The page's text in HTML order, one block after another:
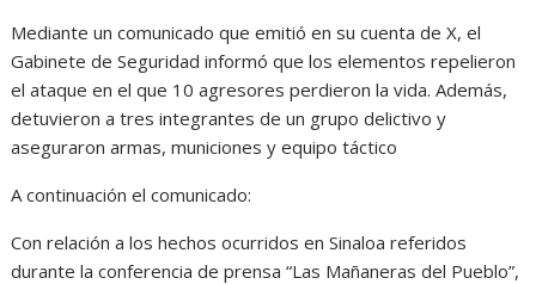
Mediante un comunicado que emitió en su cuenta de X, el
Gabinete de Seguridad informó que los elementos repelieron
el ataque en el que 10 agresores perdieron la vida. Además,
detuvieron a tres integrantes de un grupo delictivo y
aseguraron armas, municiones y equipo táctico
A continuación el comunicado:
Con relación a los hechos ocurridos en Sinaloa referidos
durante la conferencia de prensa “Las Mañaneras del Pueblo”,